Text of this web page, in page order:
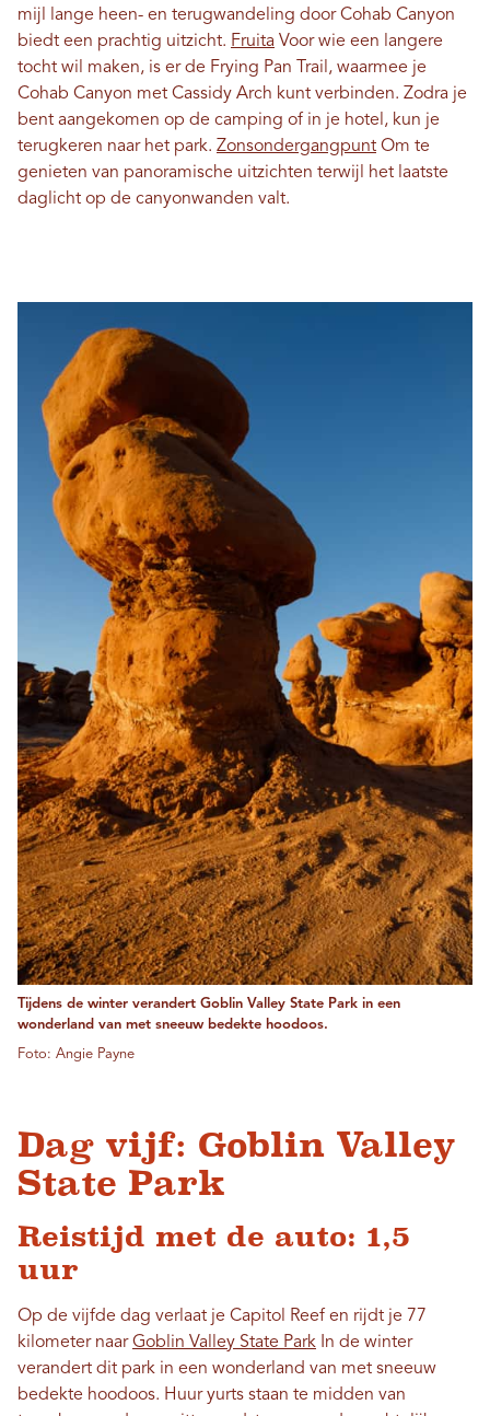
mijl lange heen- en terugwandeling door Cohab Canyon
biedt een prachtig uitzicht. Fruita Voor wie een langere
tocht wil maken, is er de Frying Pan Trail, waarmee je
Cohab Canyon met Cassidy Arch kunt verbinden. Zodra je
bent aangekomen op de camping of in je hotel, kun je
terugkeren naar het park. Zonsondergangpunt Om te
genieten van panoramische uitzichten terwijl het laatste
daglicht op de canyonwanden valt.
Tijdens de winter verandert Goblin Valley State Park in een
wonderland van met sneeuw bedekte hoodoos.
Foto: Angie Payne
Dag vijf: Goblin Valley
State Park
Reistijd met de auto: 1,5
uur
Op de vijfde dag verlaat je Capitol Reef en rijdt je 77
kilometer naarGoblin Valley State Park In de winter
verandert dit park in een wonderland van met sneeuw
bedekte hoodoos. Huur yurts staan ​​te midden van